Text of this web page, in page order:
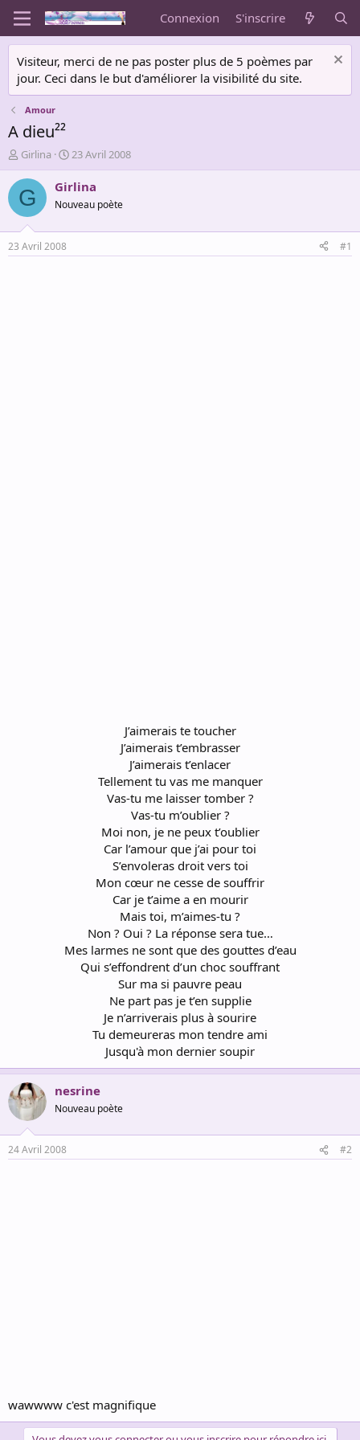
Connexion S'inscrire
Visiteur, merci de ne pas poster plus de 5 poèmes par
jour. Ceci dans le but d'améliorer la visibilité du site.
Amour
A dieu²²
A
u
t
e
r
d
e
Girlina
D
a
t
d
é
23 Avril 2008
G Girlina
Nouveau poète
23 Avril 2008 #1
J’aimerais te toucher
J’aimerais t’embrasser
J’aimerais t’enlacer
Tellement tu vas me manquer
Vas-tu me laisser tomber ?
Vas-tu m’oublier ?
Moi non, je ne peux t’oublier
Car l’amour que j’ai pour toi
S’envoleras droit vers toi
Mon cœur ne cesse de souffrir
Car je t’aime a en mourir
Mais toi, m’aimes-tu ?
Non ? Oui ? La réponse sera tue…
Mes larmes ne sont que des gouttes d’eau
Qui s’effondrent d’un choc souffrant
Sur ma si pauvre peau
Ne part pas je t’en supplie
Je n’arriverais plus à sourire
Tu demeureras mon tendre ami
Jusqu'à mon dernier soupir​
nesrine
Nouveau poète
24 Avril 2008 #2
wawwww c'est magnifique